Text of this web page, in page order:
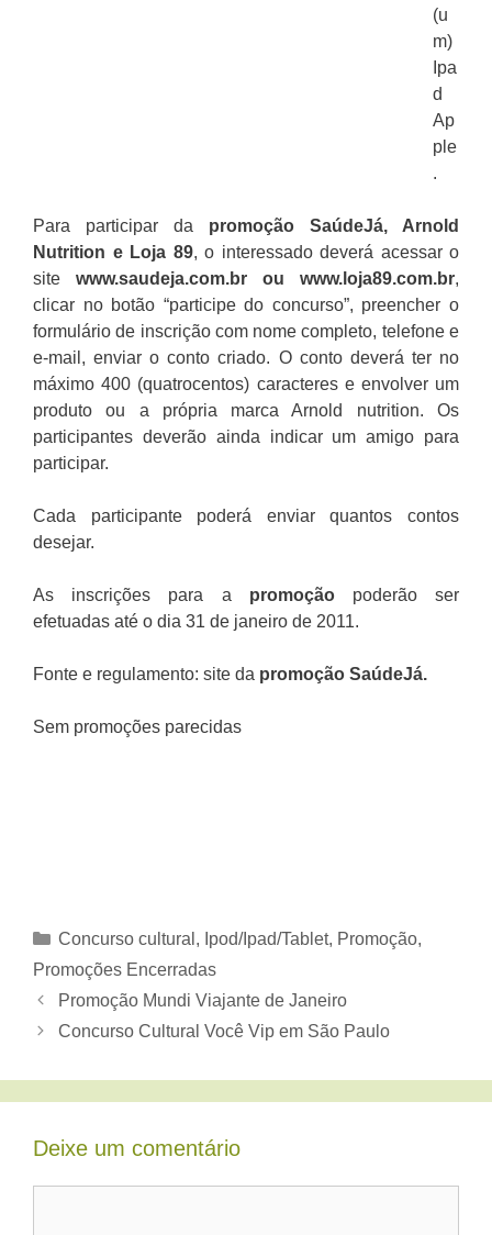
(u
m)
Ipa
d
Ap
ple
.
Para participar da promoção SaúdeJá, Arnold
Nutrition e Loja 89, o interessado deverá acessar o
site www.saudeja.com.br ou www.loja89.com.br,
clicar no botão “participe do concurso”, preencher o
formulário de inscrição com nome completo, telefone e
e-mail, enviar o conto criado. O conto deverá ter no
máximo 400 (quatrocentos) caracteres e envolver um
produto ou a própria marca Arnold nutrition. Os
participantes deverão ainda indicar um amigo para
participar.
Cada participante poderá enviar quantos contos
desejar.
As inscrições para a promoçãopoderão ser
efetuadas até o dia 31 de janeiro de 2011.
Fonte e regulamento: site da promoção SaúdeJá.
Sem promoções parecidas
Categorias
Concurso cultural , Ipod/Ipad/Tablet, Promoção,
Promoções Encerradas
Promoção Mundi Viajante de Janeiro
Concurso Cultural Você Vip em São Paulo
Deixe um comentário